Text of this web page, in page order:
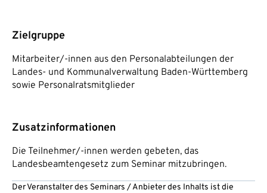
Zielgruppe
Mitarbeiter/-innen aus den Personalabteilungen der
Landes- und Kommunalverwaltung Baden-Württemberg
sowie Personalratsmitglieder
Zusatzinformationen
Die Teilnehmer/-innen werden gebeten, das
Landesbeamtengesetz zum Seminar mitzubringen.
Der Veranstalter des Seminars / Anbieter des Inhalts ist die